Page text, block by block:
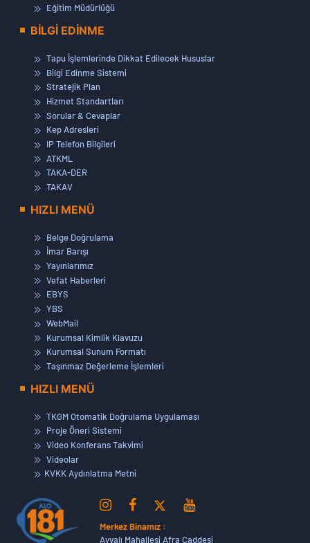
Eğitim Müdürlüğü
BİLGİ EDİNME
Tapu İşlemlerinde Dikkat Edilecek Hususlar
Bilgi Edinme Sistemi
Stratejik Plan
Hizmet Standartları
Sorular & Cevaplar
Kep Adresleri
IP Telefon Bilgileri
ATKML
TAKA-DER
TAKAV
HIZLI MENÜ
Belge Doğrulama
İmar Barışı
Yayınlarımız
Vefat Haberleri
EBYS
YBS
WebMail
Kurumsal Kimlik Klavuzu
Kurumsal Sunum Formatı
Taşınmaz Değerleme İşlemleri
HIZLI MENÜ
TKGM Otomatik Doğrulama Uygulaması
Proje Öneri Sistemi
Video Konferans Takvimi
Videolar
KVKK Aydınlatma Metni
Merkez Binamız :
Ayvalı Mahallesi Afra Caddesi